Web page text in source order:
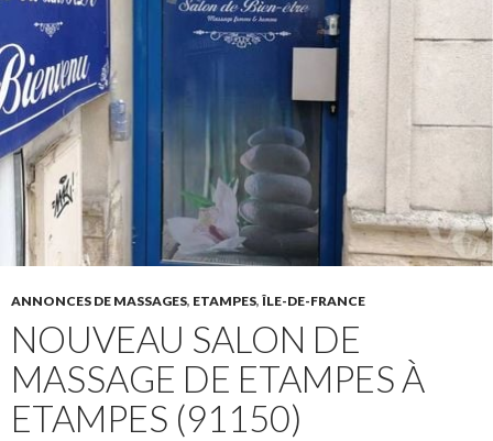
ANNONCES DE MASSAGES, ETAMPES, ÎLE-DE-FRANCE
NOUVEAU SALON DE
MASSAGE DE ETAMPES À
ETAMPES (91150)